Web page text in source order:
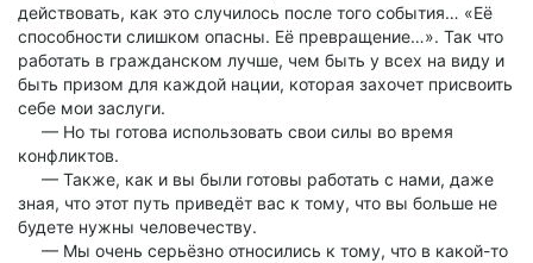
действовать, как это случилось после того события… «Её
способности слишком опасны. Её превращение…». Так что
работать в гражданском лучше, чем быть у всех на виду и
быть призом для каждой нации, которая захочет присвоить
себе мои заслуги.
— Но ты готова использовать свои силы во время
конфликтов.
— Также, как и вы были готовы работать с нами, даже
зная, что этот путь приведёт вас к тому, что вы больше не
будете нужны человечеству.
— Мы очень серьёзно относились к тому, что в какой-то